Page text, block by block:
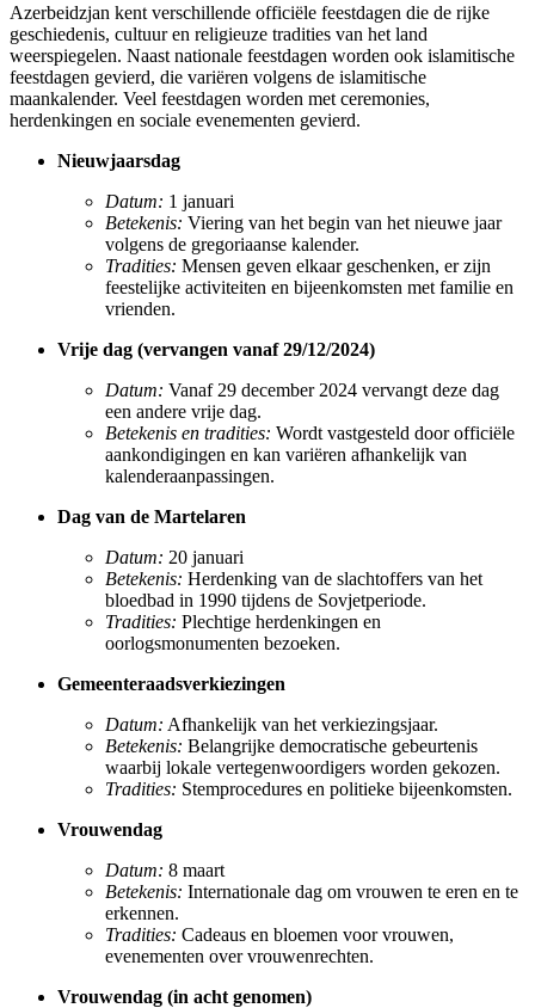
Azerbeidzjan kent verschillende officiële feestdagen die de rijke
geschiedenis, cultuur en religieuze tradities van het land
weerspiegelen. Naast nationale feestdagen worden ook islamitische
feestdagen gevierd, die variëren volgens de islamitische
maankalender. Veel feestdagen worden met ceremonies,
herdenkingen en sociale evenementen gevierd.
Nieuwjaarsdag
Datum: 1 januari
Betekenis: Viering van het begin van het nieuwe jaar
volgens de gregoriaanse kalender.
Tradities: Mensen geven elkaar geschenken, er zijn
feestelijke activiteiten en bijeenkomsten met familie en
vrienden.
Vrije dag (vervangen vanaf 29/12/2024)
Datum: Vanaf 29 december 2024 vervangt deze dag
een andere vrije dag.
Betekenis en tradities: Wordt vastgesteld door officiële
aankondigingen en kan variëren afhankelijk van
kalenderaanpassingen.
Dag van de Martelaren
Datum: 20 januari
Betekenis: Herdenking van de slachtoffers van het
bloedbad in 1990 tijdens de Sovjetperiode.
Tradities: Plechtige herdenkingen en
oorlogsmonumenten bezoeken.
Gemeenteraadsverkiezingen
Datum: Afhankelijk van het verkiezingsjaar.
Betekenis: Belangrijke democratische gebeurtenis
waarbij lokale vertegenwoordigers worden gekozen.
Tradities: Stemprocedures en politieke bijeenkomsten.
Vrouwendag
Datum: 8 maart
Betekenis: Internationale dag om vrouwen te eren en te
erkennen.
Tradities: Cadeaus en bloemen voor vrouwen,
evenementen over vrouwenrechten.
Vrouwendag (in acht genomen)